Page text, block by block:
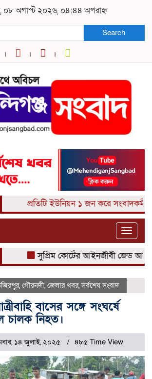
০৮ অগাস্ট ২০২৬, ০৪:৪৪ অপরাহ্ন
Search
প্রতিটি ইউনিয়ন ১ জন করে সংবাদকর্মী
Toggle
সুপ্রিম কোর্টের আইনজীবী জেড আই খান
, গৌরনদী, জেলার খবর,সর্বশেষ সংবাদ
বাসের সঙ্গে সংঘর্ষে
চালক নিহত।
১৪ জুলাই, ২০২৫ ৪৮৫ Time View